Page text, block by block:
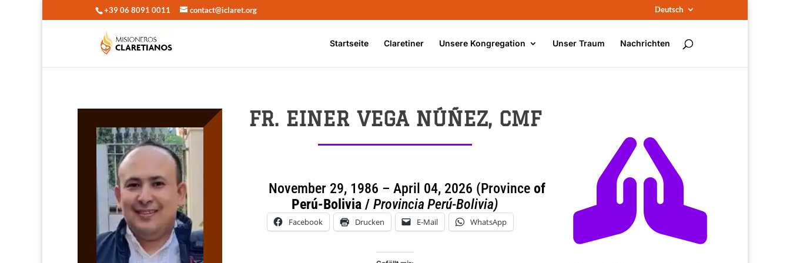
+39 06 8091 0011 contact@iclaret.org Deutsch
Startseite Claretiner Unsere Kongregation Unser Traum Nachrichten
FR. EINER VEGA NÚÑEZ, CMF
November 29, 1986 – April 04, 2026 (Province of
Perú-Bolivia /Provincia Perú-Bolivia)
Facebook Drucken E-Mail WhatsApp 